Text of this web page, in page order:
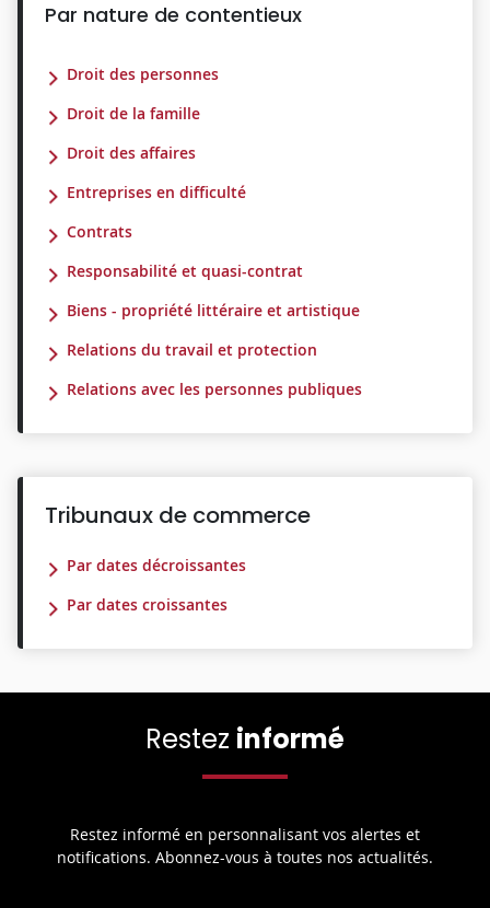
Par nature de contentieux
Droit des personnes
Droit de la famille
Droit des affaires
Entreprises en difficulté
Contrats
Responsabilité et quasi-contrat
Biens - propriété littéraire et artistique
Relations du travail et protection
Relations avec les personnes publiques
Tribunaux de commerce
Par dates décroissantes
Par dates croissantes
Restez informé
Restez informé en personnalisant vos alertes et
notifications. Abonnez-vous à toutes nos actualités.